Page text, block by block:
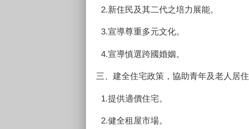
2.新住民及其二代之培力展能。
3.宣導尊重多元文化。
4.宣導慎選跨國婚姻。
三、建全住宅政策，協助青年及老人居住
1.提供適價住宅。
2.健全租屋市場。